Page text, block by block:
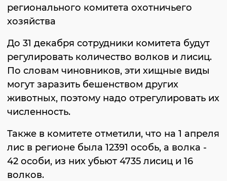
регионального комитета охотничьего
хозяйства
До 31 декабря сотрудники комитета будут
регулировать количество волков и лисиц.
По словам чиновников, эти хищные виды
могут заразить бешенством других
животных, поэтому надо отрегулировать их
численность.
Также в комитете отметили, что на 1 апреля
лис в регионе была 12391 особь, а волка -
42 особи, из них убьют 4735 лисиц и 16
волков.